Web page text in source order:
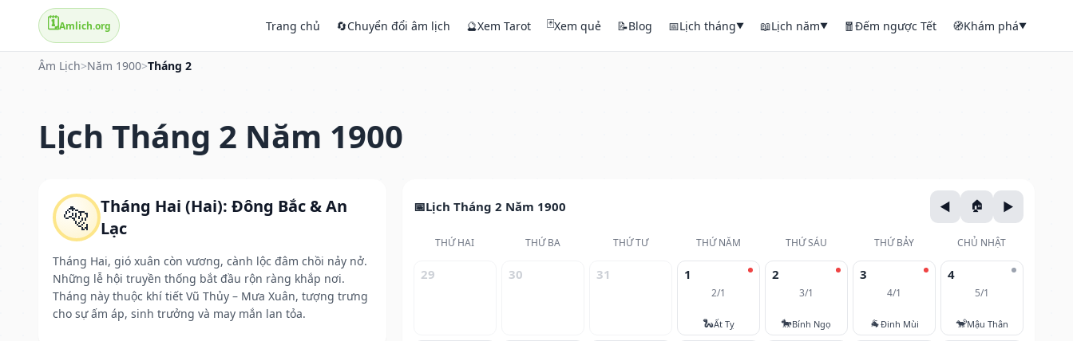
🗓️Amlich.org Trang chủ 🔄Chuyển đổi âm lịch 🔮Xem Tarot 🃏Xem quẻ 📝Blog 📅Lịch tháng▼ 📖Lịch năm▼ 🧧Đếm ngược Tết 🧭Khám phá▼
Âm Lịch>Năm 1900>Tháng 2
Lịch Tháng 2 Năm 1900
🐅 Tháng Hai (Hai): Đông Bắc & An
Lạc
Tháng Hai, gió xuân còn vương, cành lộc đâm chồi nảy nở.
Những lễ hội truyền thống bắt đầu rộn ràng khắp nơi.
Tháng này thuộc khí tiết Vũ Thủy – Mưa Xuân, tượng trưng
cho sự ấm áp, sinh trưởng và may mắn lan tỏa.
Lịch Tháng 2 Năm 1900
THỨ HAI THỨ BA THỨ TƯ THỨ NĂM THỨ SÁU THỨ BẢY CHỦ NHẬT
29 30 31 1
2/1
🐍Ất Tỵ
2
3/1
🐎Bính Ngọ
3
4/1
🐐Đinh Mùi
4
5/1
🐒Mậu Thân